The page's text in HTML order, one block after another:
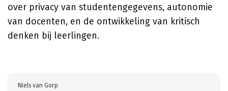
over privacy van studentengegevens, autonomie
van docenten, en de ontwikkeling van kritisch
denken bij leerlingen.
Niels van Gorp